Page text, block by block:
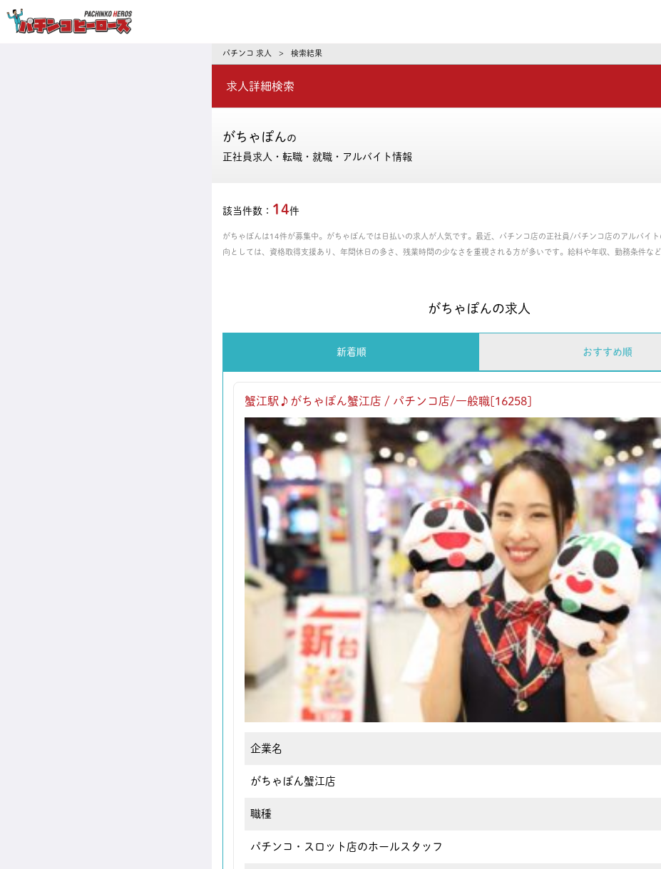
パチンコ 求人 > 検索結果
求人詳細検索
がちゃぽんの
正社員求人・転職・就職・アルバイト情報
該当件数： 14件
がちゃぽんは14件が募集中。がちゃぽんでは日払いの求人が人気です。最近、パチンコ店の正社員/パチンコ店のアルバイ
向としては、資格取得支援あり、年間休日の多さ、残業時間の少なさを重視される方が多いです。給料や年収、勤務条件な
がちゃぽんの求人
新着順 おすすめ順
蟹江駅♪がちゃぽん蟹江店 / パチンコ店/一般職[16258]
企業名
がちゃぽん蟹江店
職種
パチンコ・スロット店のホールスタッフ